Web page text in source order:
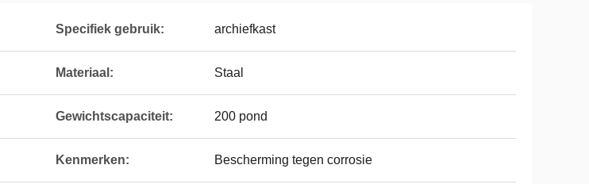
Specifiek gebruik: archiefkast
Materiaal: Staal
Gewichtscapaciteit: 200 pond
Kenmerken: Bescherming tegen corrosie